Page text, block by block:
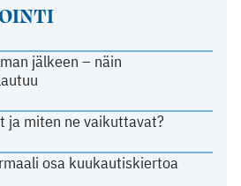
jälkeen – näin
ja miten ne vaikuttavat?
osa kuukautiskiertoa